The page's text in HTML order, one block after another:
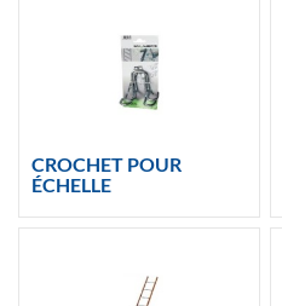
CROCHET POUR
ÉCHELLE